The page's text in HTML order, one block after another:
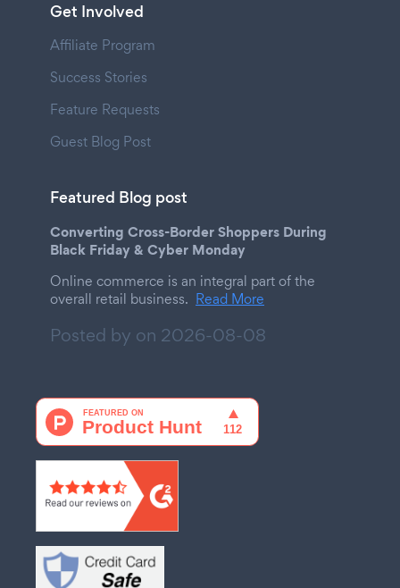
Get Involved
Affiliate Program
Success Stories
Feature Requests
Guest Blog Post
Featured Blog post
Converting Cross-Border Shoppers During
Black Friday & Cyber Monday
Online commerce is an integral part of the
overall retail business. Read More
Posted by on 2026-08-08